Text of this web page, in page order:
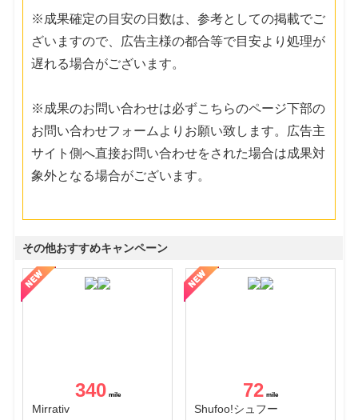
※成果確定の目安の日数は、参考としての掲載でご
ざいますので、広告主様の都合等で目安より処理が
遅れる場合がございます。
※成果のお問い合わせは必ずこちらのページ下部の
お問い合わせフォームよりお願い致します。広告主
サイト側へ直接お問い合わせをされた場合は成果対
象外となる場合がございます。
その他おすすめキャンペーン
340
Mirrativ
72
Shufoo!シュフー